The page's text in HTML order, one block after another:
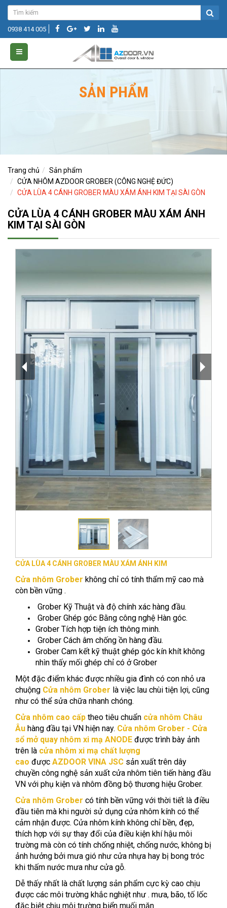
0938 414 005
SẢN PHẨM
Trang chủ
Sản phẩm
CỬA NHÔM AZDOOR GROBER (CÔNG NGHỆ ĐỨC)
CỬA LÙA 4 CÁNH GROBER MÀU XÁM ÁNH KIM TẠI SÀI GÒN
CỬA LÙA 4 CÁNH GROBER MÀU XÁM ÁNH
KIM TẠI SÀI GÒN
CỬA LÙA 4 CÁNH GROBER MÀU XÁM ÁNH KIM
Cửa nhôm Grober không chỉ có tính thẩm mỹ cao mà
còn bền vững .
Grober Kỹ Thuật và độ chính xác hàng đầu.
Grober Ghép góc Bằng công nghệ Hàn góc.
Grober Tích hợp tiện ích thông minh.
Grober Cách âm chống ồn hàng đầu.
Grober Cam kết kỹ thuật ghép góc kín khít không
nhìn thấy mối ghép chỉ có ở Grober
Một đặc điểm khác được nhiều gia đình có con nhỏ ưa
chuộng Cửa nhôm Grober là việc lau chùi tiện lợi, cũng
như có thể sửa chữa nhanh chóng.
Cửa nhôm cao cấp theo tiêu chuẩn cửa nhôm Châu
Âu hàng đầu tại VN hiện nay. Cửa nhôm Grober - Cửa
sổ mở quay nhôm xi mạ ANODE được trình bày ảnh
trên là cửa nhôm xi mạ chất lượng
cao được AZDOOR VINA JSC sản xuất trên dây
chuyền công nghệ sản xuất cửa nhôm tiên tiến hàng đầu
VN với phụ kiện và nhôm đồng bộ thương hiệu Grober.
Cửa nhôm Grober có tính bền vững với thời tiết là điều
đầu tiên mà khi người sử dụng cửa nhôm kính có thể
cảm nhận được. Cửa nhôm kính không chỉ bền, đẹp,
thích hợp với sự thay đổi của điều kiện khí hậu môi
trường mà còn có tính chống nhiệt, chống nước, không bị
ảnh hưởng bởi mưa gió như cửa nhựa hay bị bong tróc
khi thấm nước mưa như cửa gỗ.
Dễ thấy nhất là chất lượng sản phẩm cực kỳ cao chịu
được các môi trường khắc nghiệt như . mưa, bão, tố lốc
đặc biệt chịu môi trường biển muối mặn